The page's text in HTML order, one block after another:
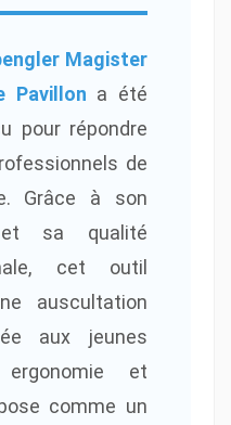
Magister
Pavillon a été
pour répondre
de
Grâce à son
et sa qualité
cet outil
auscultation
aux jeunes
et
comme un